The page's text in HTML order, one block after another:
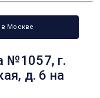
в Москве
№1057, г.
д. 6 на